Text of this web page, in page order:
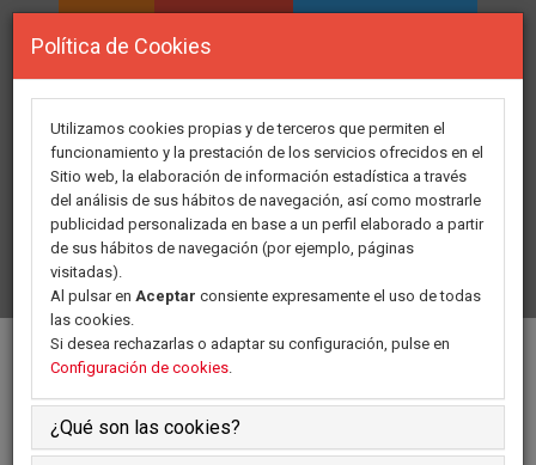
Política de Cookies
Utilizamos cookies propias y de terceros que permiten el
funcionamiento y la prestación de los servicios ofrecidos en el
Sitio web, la elaboración de información estadística a través
del análisis de sus hábitos de navegación, así como mostrarle
publicidad personalizada en base a un perfil elaborado a partir
de sus hábitos de navegación (por ejemplo, páginas
visitadas).
Al pulsar en Aceptar consiente expresamente el uso de todas
las cookies.
Si desea rechazarlas o adaptar su configuración, pulse en
Configuración de cookies.
¿Qué son las cookies?
DIRECTORIO DE
RECURSOS
FORMACION
GRUPOS DE TRABAJO ACTIVIDADES
COMUNICADOS
NOTICIAS EN PRENSA